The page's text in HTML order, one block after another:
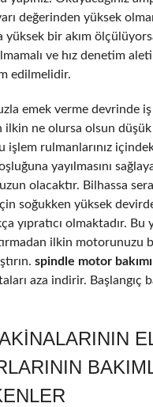
değerinden yüksek
yüksek bir akım
ve hız denetim
edilmelidir.
emek verme devrinde
ilkin ne olursa olsun
işlem rulmanlarınız
yayılmasını
olacaktır. Bilhassa
soğukken yüksek
yıpratıcı olmaktadır. Bu
ilkin motorunuzu
spindle motor bakımı
aza indirir. Başlangıç